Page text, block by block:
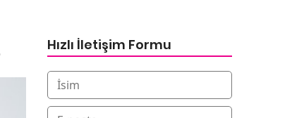
Hızlı İletişim Formu